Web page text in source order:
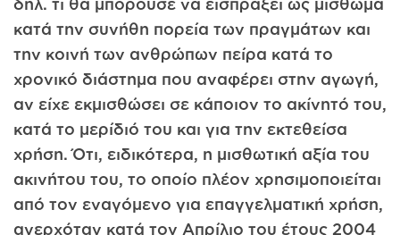
δηλ. τι θα μπορούσε να εισπράξει ως μίσθωμα
κατά την συνήθη πορεία των πραγμάτων και
την κοινή των ανθρώπων πείρα κατά το
χρονικό διάστημα που αναφέρει στην αγωγή,
αν είχε εκμισθώσει σε κάποιον το ακίνητό του,
κατά το μερίδιό του και για την εκτεθείσα
χρήση. Ότι, ειδικότερα, η μισθωτική αξία του
ακινήτου του, το οποίο πλέον χρησιμοποιείται
από τον εναγόμενο για επαγγελματική χρήση,
ανερχόταν κατά τον Απρίλιο του έτους 2004